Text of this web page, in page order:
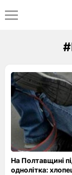
На Полтавщині